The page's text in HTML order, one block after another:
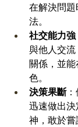
在解決問
法。
社交能力強
與他人交
關係，並
色。
決策果斷：
迅速做出
神，敢於嘗